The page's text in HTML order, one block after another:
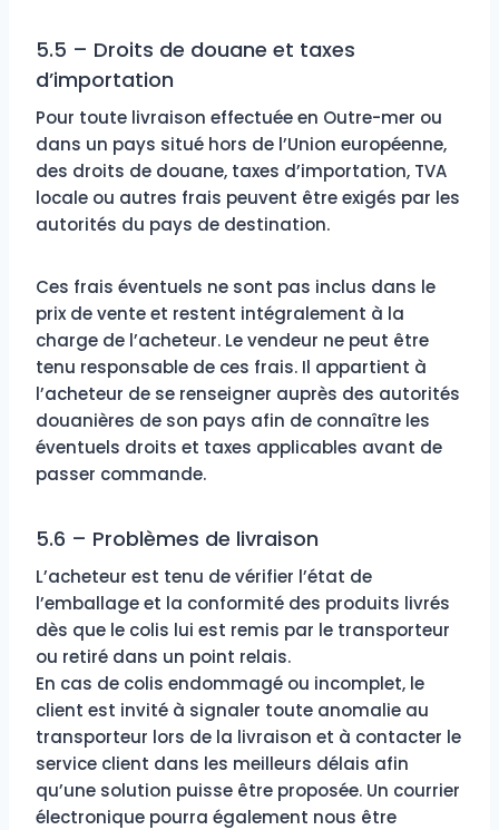
5.5 – Droits de douane et taxes
d’importation
Pour toute livraison effectuée en Outre-mer ou
dans un pays situé hors de l’Union européenne,
des droits de douane, taxes d’importation, TVA
locale ou autres frais peuvent être exigés par les
autorités du pays de destination.
Ces frais éventuels ne sont pas inclus dans le
prix de vente et restent intégralement à la
charge de l’acheteur. Le vendeur ne peut être
tenu responsable de ces frais. Il appartient à
l’acheteur de se renseigner auprès des autorités
douanières de son pays afin de connaître les
éventuels droits et taxes applicables avant de
passer commande.
5.6 – Problèmes de livraison
L’acheteur est tenu de vérifier l’état de
l’emballage et la conformité des produits livrés
dès que le colis lui est remis par le transporteur
ou retiré dans un point relais.
En cas de colis endommagé ou incomplet, le
client est invité à signaler toute anomalie au
transporteur lors de la livraison et à contacter le
service client dans les meilleurs délais afin
qu’une solution puisse être proposée. Un courrier
électronique pourra également nous être